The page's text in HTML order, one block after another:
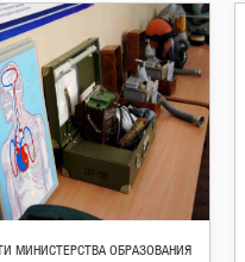
МИНИСТЕРСТВА ОБРАЗОВАНИЯ